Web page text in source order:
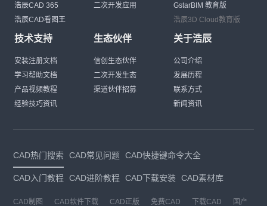
浩辰CAD 365
浩辰CAD看图王
二次开发应用
GstarBIM 教育版
浩辰3D Cloud教育版
技术支持
安装注册文档
学习帮助文档
产品视频教程
经验技巧资讯
生态伙伴
信创生态伙伴
二次开发生态
渠道伙伴招募
关于浩辰
公司介绍
发展历程
联系方式
新闻资讯
CAD热门搜索 CAD常见问题 CAD快捷键命令大全
CAD入门教程 CAD进阶教程 CAD下载安装 CAD素材库
CAD制图 CAD软件下载 CAD正版 免费CAD 下载CAD 国产